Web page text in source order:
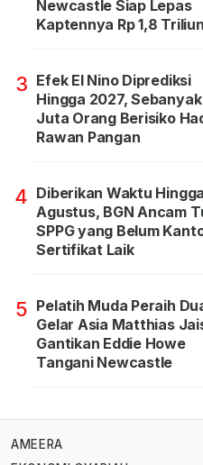
Newcastle Siap Lepas
Kaptennya Rp 1,8 Triliun
3 Efek El Nino Diprediksi
Hingga 2027,
Juta Orang Berisiko
Rawan Pangan
4 Diberikan Waktu
Agustus, BGN Ancam
SPPG yang Belum
Sertifikat Laik
5 Pelatih Muda Peraih
Gelar Asia Matthias
Gantikan Eddie Howe
Tangani Newcastle
AMEERA